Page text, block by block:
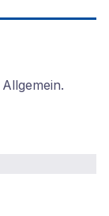
Allgemein.